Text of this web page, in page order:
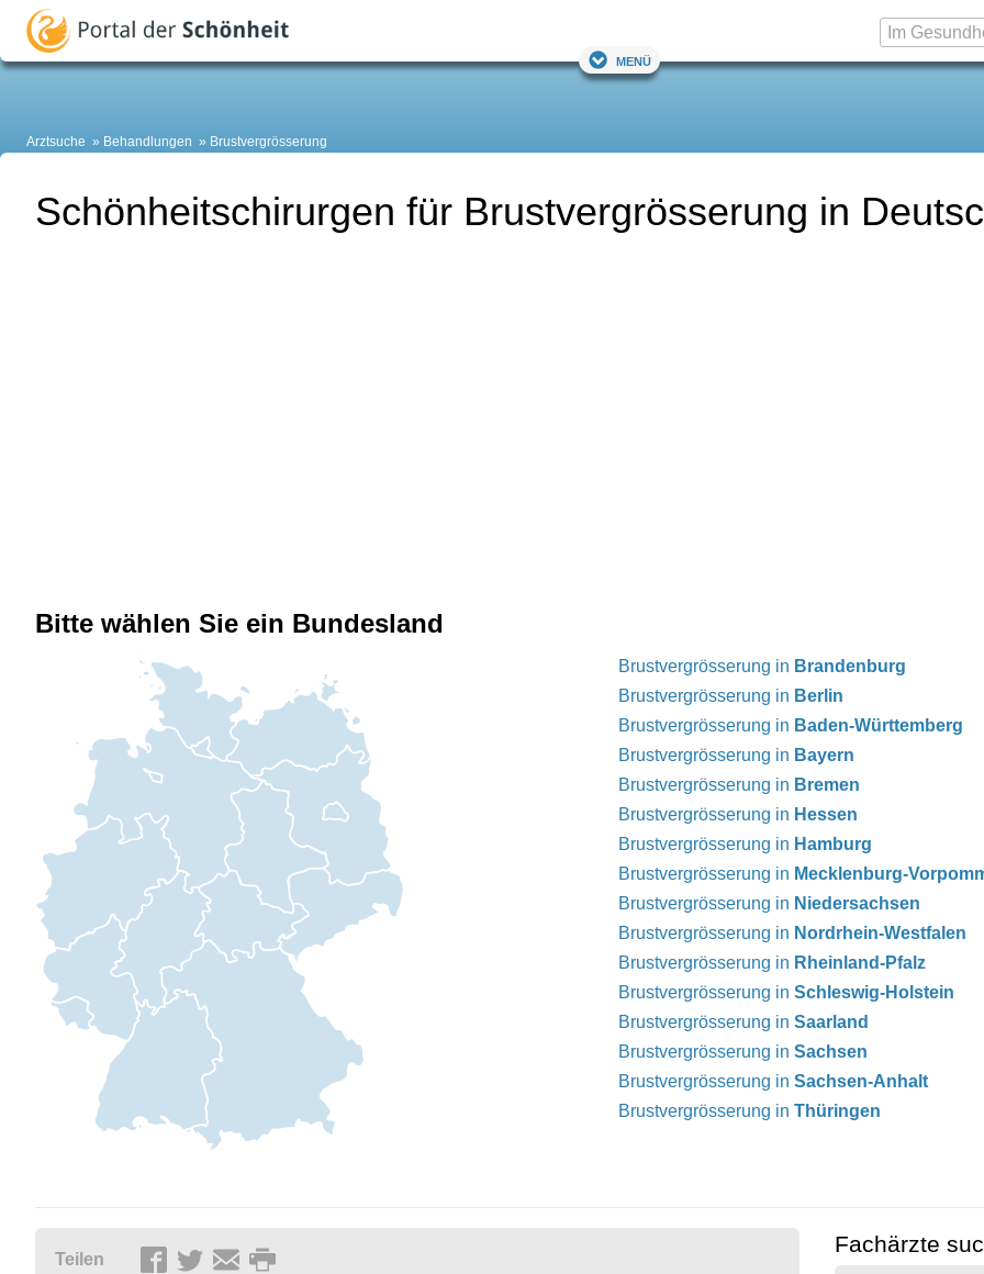
Menü
Arztsuche Behandlungen Brustvergrösserung
Schönheitschirurgen für Brustvergrösserung in
Bitte wählen Sie ein Bundesland
Brustvergrösserung in Brandenburg
Brustvergrösserung in Berlin
Brustvergrösserung in Baden-Württemberg
Brustvergrösserung in Bayern
Brustvergrösserung in Bremen
Brustvergrösserung in Hessen
Brustvergrösserung in Hamburg
Brustvergrösserung in Mecklenburg-
Brustvergrösserung in Niedersachsen
Brustvergrösserung in Nordrhein-Westfalen
Brustvergrösserung in Rheinland-Pfalz
Brustvergrösserung in Schleswig-Holstein
Brustvergrösserung in Saarland
Brustvergrösserung in Sachsen
Brustvergrösserung in Sachsen-Anhalt
Brustvergrösserung in Thüringen
Teilen
Fachärzte